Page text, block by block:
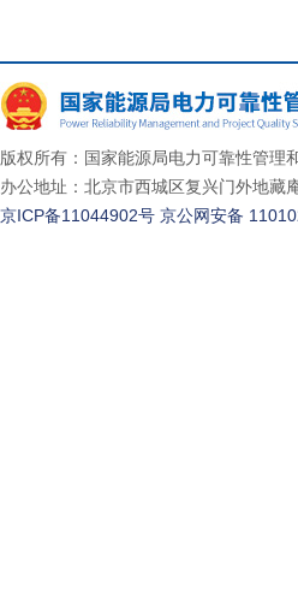
版权所有：国家能源局电力可靠性管理
办公地址：北京市西城区复兴门外地藏
京ICP备11044902号 京公网安备